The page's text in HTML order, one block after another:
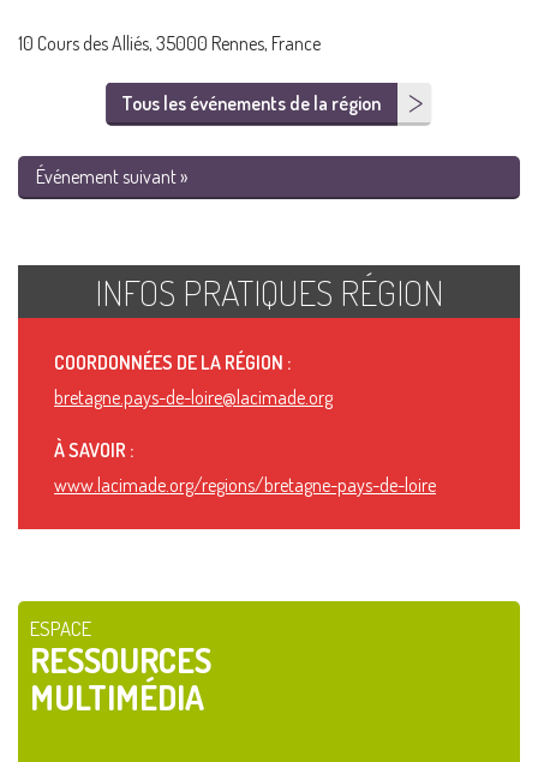
10 Cours des Alliés, 35000 Rennes, France
Tous les événements de la région
Événement suivant »
INFOS PRATIQUES RÉGION
COORDONNÉES DE LA RÉGION :
bretagne.pays-de-loire@lacimade.org
À SAVOIR :
www.lacimade.org/regions/bretagne-pays-de-loire
ESPACE
RESSOURCES
MULTIMÉDIA